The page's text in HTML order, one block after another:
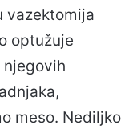
vazektomija
optužuje
njegovih
meso. Nediljko